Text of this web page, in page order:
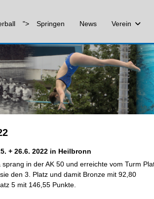
"> Springen News Verein
+ 26.6. 2022 in Heilbronn
in der AK 50 und erreichte vom Turm
den 3. Platz und damit Bronze mit 92,80
5 mit 146,55 Punkte.